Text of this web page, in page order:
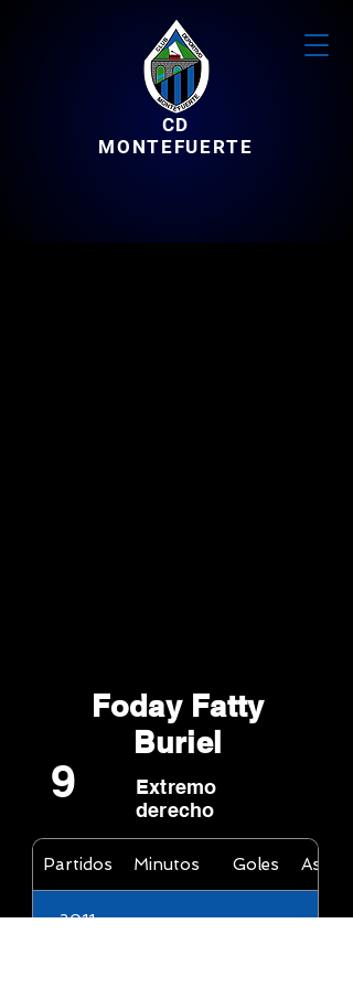
CD
MONTEFUERTE
9
Foday Fatty
Buriel
Extremo
derecho
Partidos Minutos Goles
2011